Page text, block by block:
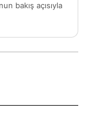
bakış açısıyla